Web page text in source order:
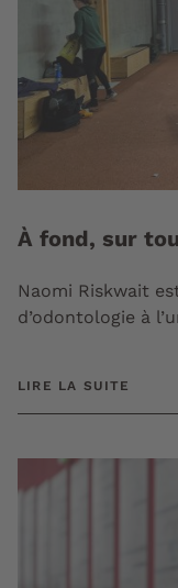
À fond, sur
Naomi Riskwait
d’odontologie à
LIRE LA SUITE